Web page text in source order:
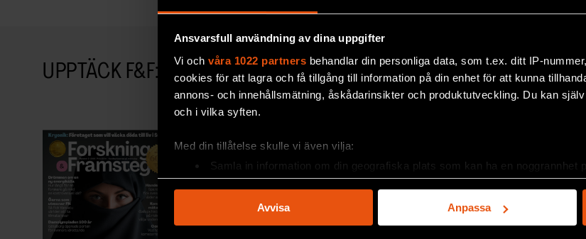
Ansvarsfull användning av dina uppgifter
Vi och våra 1022 partners behandlar din personliga data, som t.ex. ditt IP-
cookies för att lagra och få tillgång till information på din enhet för att kunna
annons- och innehållsmätning, åskådarinsikter och produktutveckling. Du kan
och i vilka syften.
Med din tillåtelse skulle vi även vilja:
Samla in information om din geografiska plats som kan ha en noggrannhet
Identifiera din enhet genom att aktivt skanna den för specifika
Ta reda på mer om hur dina personliga uppgifter behandlas och ställ in dina
Avvisa Anpassa
UPPTÄCK F&F:S ARKIV!